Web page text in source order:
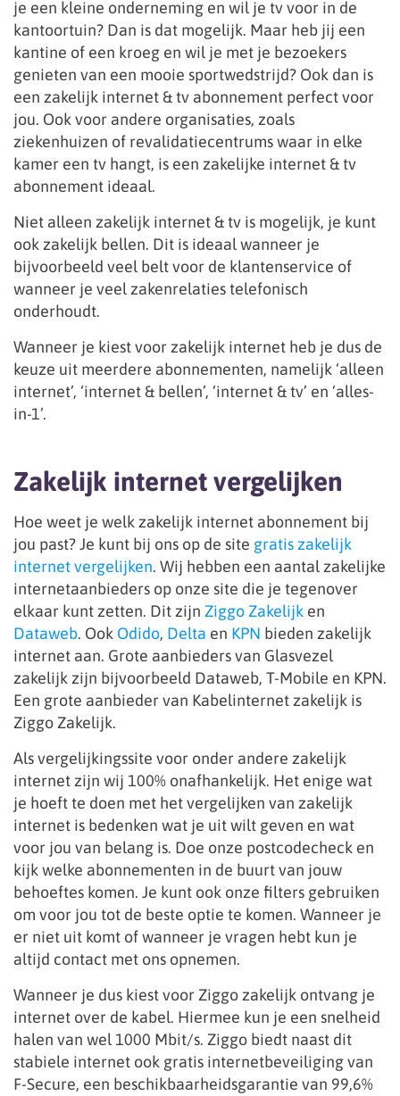
je een kleine onderneming en wil je tv voor in de
kantoortuin? Dan is dat mogelijk. Maar heb jij een
kantine of een kroeg en wil je met je bezoekers
genieten van een mooie sportwedstrijd? Ook dan is
een zakelijk internet & tv abonnement perfect voor
jou. Ook voor andere organisaties, zoals
ziekenhuizen of revalidatiecentrums waar in elke
kamer een tv hangt, is een zakelijke internet & tv
abonnement ideaal.
Niet alleen zakelijk internet & tv is mogelijk, je kunt
ook zakelijk bellen. Dit is ideaal wanneer je
bijvoorbeeld veel belt voor de klantenservice of
wanneer je veel zakenrelaties telefonisch
onderhoudt.
Wanneer je kiest voor zakelijk internet heb je dus de
keuze uit meerdere abonnementen, namelijk ‘alleen
internet’, ‘internet & bellen’, ‘internet & tv’ en ‘alles-
in-1’.
Zakelijk internet vergelijken
Hoe weet je welk zakelijk internet abonnement bij
jou past? Je kunt bij ons op de site gratis zakelijk
internet vergelijken. Wij hebben een aantal zakelijke
internetaanbieders op onze site die je tegenover
elkaar kunt zetten. Dit zijn Ziggo Zakelijk en
Dataweb. Ook Odido, Delta en KPN bieden zakelijk
internet aan. Grote aanbieders van Glasvezel
zakelijk zijn bijvoorbeeld Dataweb, T-Mobile en KPN.
Een grote aanbieder van Kabelinternet zakelijk is
Ziggo Zakelijk.
Als vergelijkingssite voor onder andere zakelijk
internet zijn wij 100% onafhankelijk. Het enige wat
je hoeft te doen met het vergelijken van zakelijk
internet is bedenken wat je uit wilt geven en wat
voor jou van belang is. Doe onze postcodecheck en
kijk welke abonnementen in de buurt van jouw
behoeftes komen. Je kunt ook onze filters gebruiken
om voor jou tot de beste optie te komen. Wanneer je
er niet uit komt of wanneer je vragen hebt kun je
altijd contact met ons opnemen.
Wanneer je dus kiest voor Ziggo zakelijk ontvang je
internet over de kabel. Hiermee kun je een snelheid
halen van wel 1000 Mbit/s. Ziggo biedt naast dit
stabiele internet ook gratis internetbeveiliging van
F-Secure, een beschikbaarheidsgarantie van 99,6%